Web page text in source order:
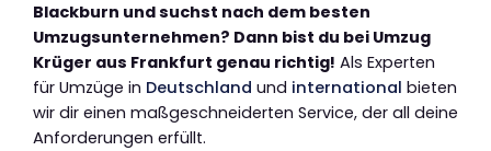
Blackburn und suchst nach dem besten
Umzugsunternehmen? Dann bist du bei Umzug
Krüger aus Frankfurt genau richtig! Als Experten
für Umzüge in Deutschland und international bieten
wir dir einen maßgeschneiderten Service, der all deine
Anforderungen erfüllt.